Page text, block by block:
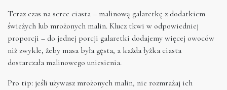
Teraz czas na serce ciasta – malinową galaretkę z dodatkiem
świeżych lub mrożonych malin. Klucz tkwi w odpowiedniej
proporcji – do jednej porcji galaretki dodajemy więcej owoców
niż zwykle, żeby masa była gęsta, a każda łyżka ciasta
dostarczała malinowego uniesienia.
Pro tip: jeśli używasz mrożonych malin, nie rozmrażaj ich